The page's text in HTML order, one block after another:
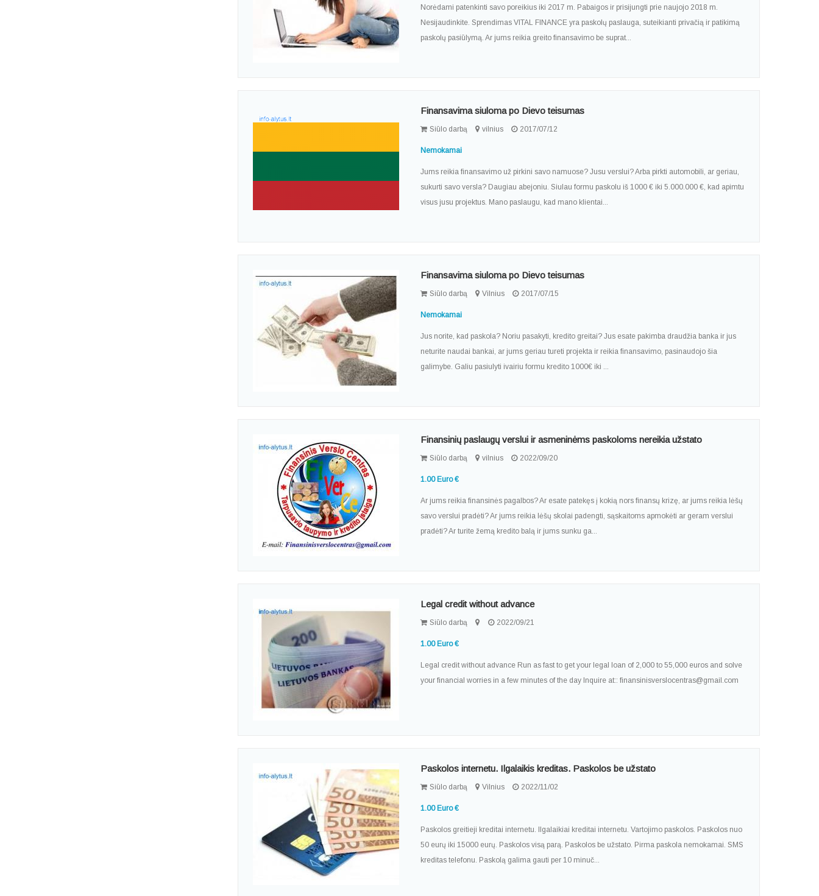
Norėdami patenkinti savo poreikius iki 2017 m. Pabaigos ir prisijungti prie naujojo 2018 m.
Nesijaudinkite. Sprendimas VITAL FINANCE yra paskolų paslauga, suteikianti privačią ir patikimą
paskolų pasiūlymą. Ar jums reikia greito finansavimo be suprat...
Finansavima siuloma po Dievo teisumas
Siūlo darbą vilnius 2017/07/12
Nemokamai
Jums reikia finansavimo už pirkini savo namuose? Jusu verslui? Arba pirkti automobili, ar geriau,
sukurti savo versla? Daugiau abejoniu. Siulau formu paskolu iš 1000 € iki 5.000.000 €, kad apimtu
visus jusu projektus. Mano paslaugu, kad mano klientai...
Finansavima siuloma po Dievo teisumas
Siūlo darbą Vilnius 2017/07/15
Nemokamai
Jus norite, kad paskola? Noriu pasakyti, kredito greitai? Jus esate pakimba draudžia banka ir jus
neturite naudai bankai, ar jums geriau tureti projekta ir reikia finansavimo, pasinaudojo šia
galimybe. Galiu pasiulyti ivairiu formu kredito 1000€ iki ...
Finansinių paslaugų verslui ir asmeninėms paskoloms nereikia užstato
Siūlo darbą vilnius 2022/09/20
1.00 Euro €
Ar jums reikia finansinės pagalbos? Ar esate patekęs į kokią nors finansų krizę, ar jums reikia lėšų
savo verslui pradėti? Ar jums reikia lėšų skolai padengti, sąskaitoms apmokėti ar geram verslui
pradėti? Ar turite žemą kredito balą ir jums sunku ga...
Legal credit without advance
Siūlo darbą 2022/09/21
1.00 Euro €
Legal credit without advance Run as fast to get your legal loan of 2,000 to 55,000 euros and solve
your financial worries in a few minutes of the day Inquire at:: finansinisverslocentras@gmail.com
Paskolos internetu. Ilgalaikis kreditas. Paskolos be užstato
Siūlo darbą Vilnius 2022/11/02
1.00 Euro €
Paskolos greitieji kreditai internetu. Ilgalaikiai kreditai internetu. Vartojimo paskolos. Paskolos nuo
50 eurų iki 15000 eurų. Paskolos visą parą. Paskolos be užstato. Pirma paskola nemokamai. SMS
kreditas telefonu. Paskolą galima gauti per 10 minuč...